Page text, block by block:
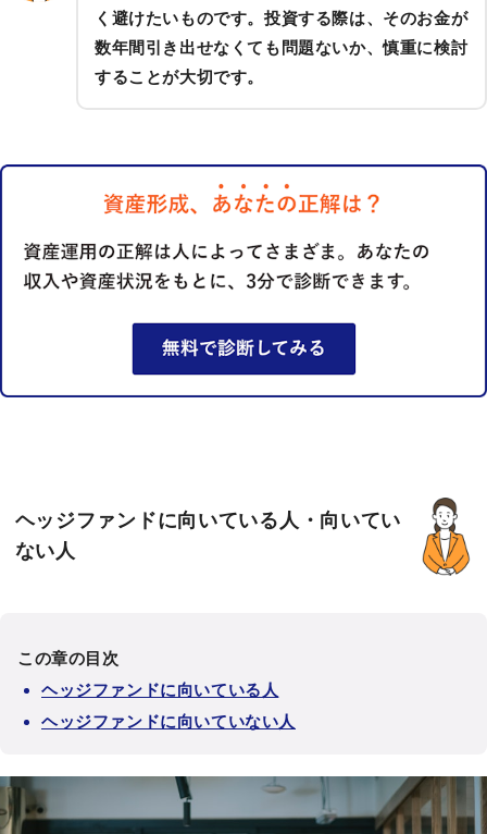
く避けたいものです。投資する際は、そのお金が
数年間引き出せなくても問題ないか、慎重に検討
することが大切です。
ヘッジファンドに向いている人・向いてい
ない人
この章の目次
ヘッジファンドに向いている人
ヘッジファンドに向いていない人